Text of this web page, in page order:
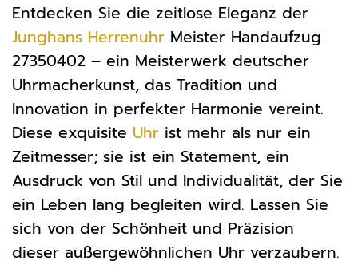
Entdecken Sie die zeitlose Eleganz der
Junghans Herrenuhr Meister Handaufzug
27350402 – ein Meisterwerk deutscher
Uhrmacherkunst, das Tradition und
Innovation in perfekter Harmonie vereint.
Diese exquisite Uhr ist mehr als nur ein
Zeitmesser; sie ist ein Statement, ein
Ausdruck von Stil und Individualität, der Sie
ein Leben lang begleiten wird. Lassen Sie
sich von der Schönheit und Präzision
dieser außergewöhnlichen Uhr verzaubern.